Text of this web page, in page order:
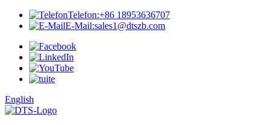
Telefon:+86 18953636707
E-Mail:sales1@dtszb.com
English